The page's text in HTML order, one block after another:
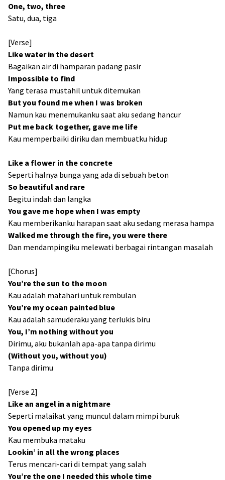
One, two, three
Satu, dua, tiga
[Verse]
Like water in the desert
Bagaikan air di hamparan padang pasir
Impossible to find
Yang terasa mustahil untuk ditemukan
But you found me when I was broken
Namun kau menemukanku saat aku sedang hancur
Put me back together, gave me life
Kau memperbaiki diriku dan membuatku hidup
Like a flower in the concrete
Seperti halnya bunga yang ada di sebuah beton
So beautiful and rare
Begitu indah dan langka
You gave me hope when I was empty
Kau memberikanku harapan saat aku sedang merasa hampa
Walked me through the fire, you were there
Dan mendampingiku melewati berbagai rintangan masalah
[Chorus]
You’re the sun to the moon
Kau adalah matahari untuk rembulan
You’re my ocean painted blue
Kau adalah samuderaku yang terlukis biru
You, I’m nothing without you
Dirimu, aku bukanlah apa-apa tanpa dirimu
(Without you, without you)
Tanpa dirimu
[Verse 2]
Like an angel in a nightmare
Seperti malaikat yang muncul dalam mimpi buruk
You opened up my eyes
Kau membuka mataku
Lookin’ in all the wrong places
Terus mencari-cari di tempat yang salah
You’re the one I needed this whole time